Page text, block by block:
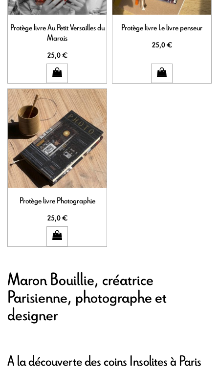
Protège livre Au Petit Versailles du
Marais
25,0 €
Protège livre Le livre penseur
25,0 €
Protège livre Photographie
25,0 €
Maron Bouillie, créatrice
Parisienne, photographe et
designer
A la découverte des coins Insolites à Paris